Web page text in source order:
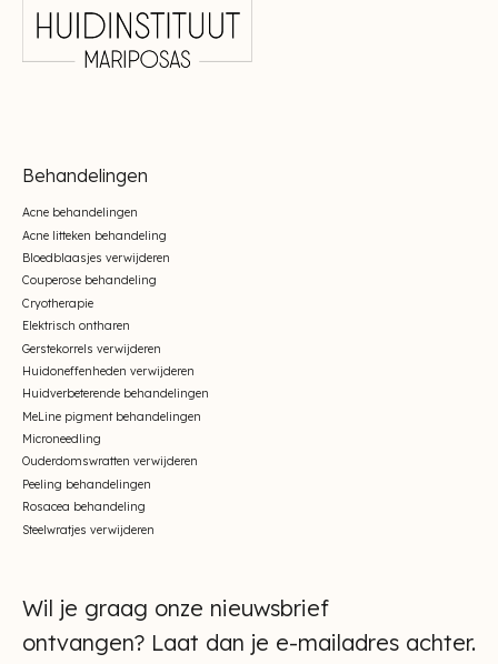
Behandelingen
Acne behandelingen
Acne litteken behandeling
Bloedblaasjes verwijderen
Couperose behandeling
Cryotherapie
Elektrisch ontharen
Gerstekorrels verwijderen
Huidoneffenheden verwijderen
Huidverbeterende behandelingen
MeLine pigment behandelingen
Microneedling
Ouderdomswratten verwijderen
Peeling behandelingen
Rosacea behandeling
Steelwratjes verwijderen
Wil je graag onze nieuwsbrief
ontvangen? Laat dan je e-mailadres achter.